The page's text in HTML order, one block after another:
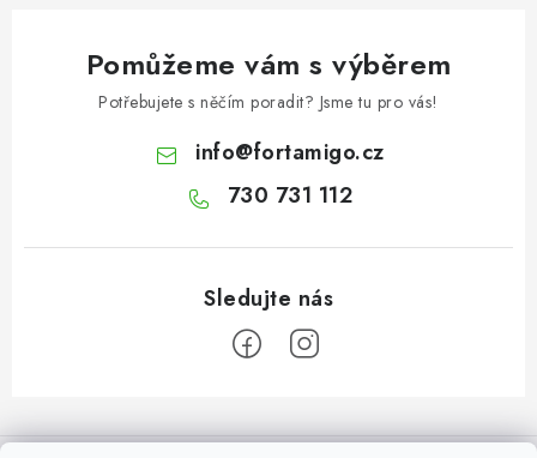
Pomůžeme vám s výběrem
Potřebujete s něčím poradit? Jsme tu pro vás!
info@fortamigo.cz
730 731 112
á